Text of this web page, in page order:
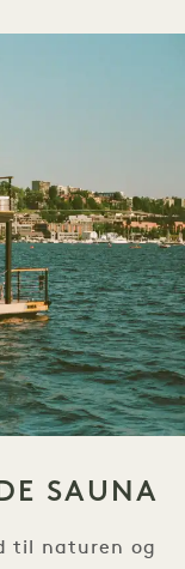
SAUNA
til naturen og